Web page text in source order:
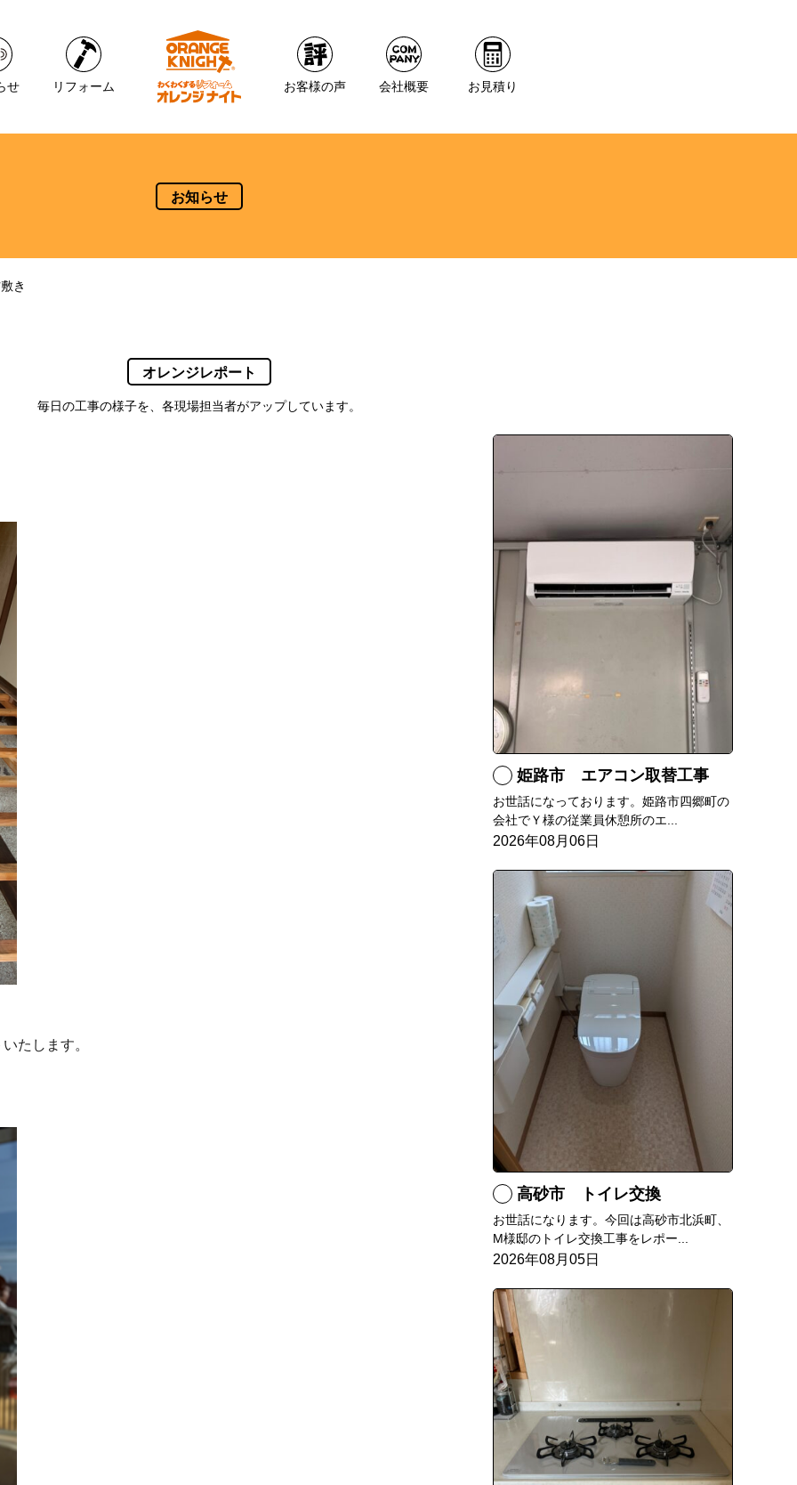
せ リフォーム お客様の声 会社概要 お見積り
お知らせ
き
オレンジレポート
毎日の工事の様子を、各現場担当者がアップしています。
たします。
姫路市 エアコン取替工事
お世話になっております。姫路市四郷町の
会社でＹ様の従業員休憩所のエ...
2026年08月06日
高砂市 トイレ交換
お世話になります。今回は高砂市北浜町、
M様邸のトイレ交換工事をレポー...
2026年08月05日